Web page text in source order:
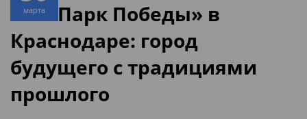
марта
ЖК «Парк Победы» в
Краснодаре: город
будущего с традициями
прошлого